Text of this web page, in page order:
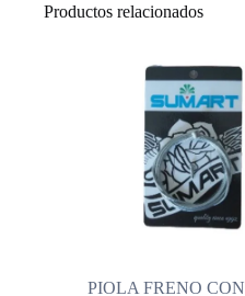
Productos relacionados
PIOLA FRENO CON